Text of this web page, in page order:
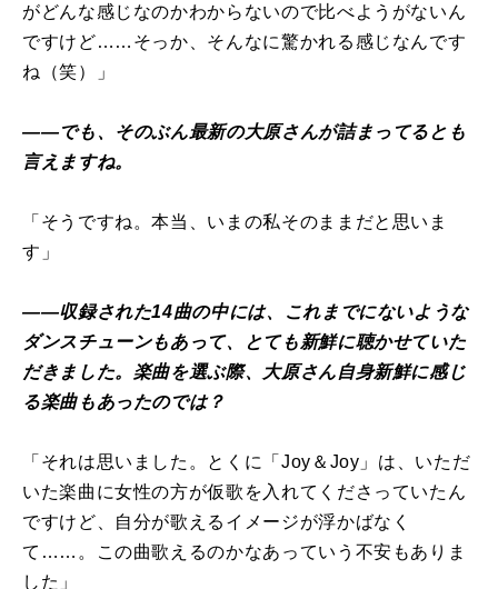
がどんな感じなのかわからないので比べようがないん
ですけど……そっか、そんなに驚かれる感じなんです
ね（笑）」
――でも、そのぶん最新の大原さんが詰まってるとも
言えますね。
「そうですね。本当、いまの私そのままだと思いま
す」
――収録された14曲の中には、これまでにないような
ダンスチューンもあって、とても新鮮に聴かせていた
だきました。楽曲を選ぶ際、大原さん自身新鮮に感じ
る楽曲もあったのでは？
「それは思いました。とくに「Joy＆Joy」は、いただ
いた楽曲に女性の方が仮歌を入れてくださっていたん
ですけど、自分が歌えるイメージが浮かばなく
て……。この曲歌えるのかなあっていう不安もありま
した」